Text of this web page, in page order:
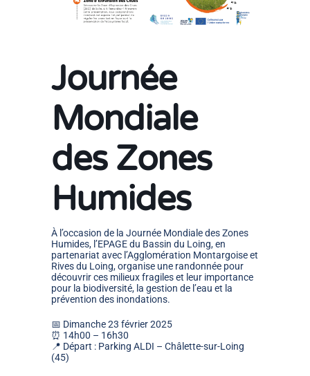
Journée
Mondiale
des Zones
Humides
À l’occasion de la Journée Mondiale des Zones
Humides, l’EPAGE du Bassin du Loing, en
partenariat avec l’Agglomération Montargoise et
Rives du Loing, organise une randonnée pour
découvrir ces milieux fragiles et leur importance
pour la biodiversité, la gestion de l’eau et la
prévention des inondations.
📅 Dimanche 23 février 2025
⏰ 14h00 – 16h30
📍 Départ : Parking ALDI – Châlette-sur-Loing
(45)